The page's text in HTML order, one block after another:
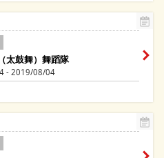
太鼓舞）舞蹈隊
- 2019/08/04